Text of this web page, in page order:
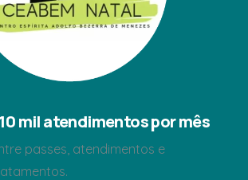
mil atendimentos por mês
passes, atendimentos e